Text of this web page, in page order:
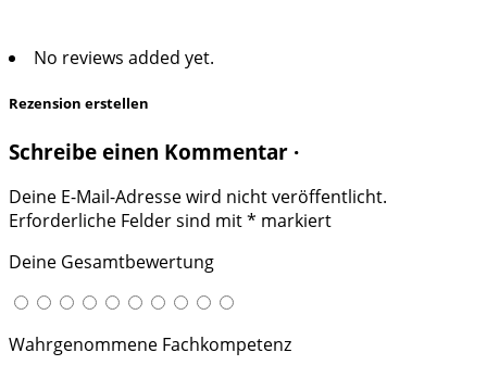
No reviews added yet.
Rezension erstellen
Schreibe einen Kommentar ·
Deine E-Mail-Adresse wird nicht veröffentlicht.
Erforderliche Felder sind mit* markiert
Deine Gesamtbewertung
Wahrgenommene Fachkompetenz